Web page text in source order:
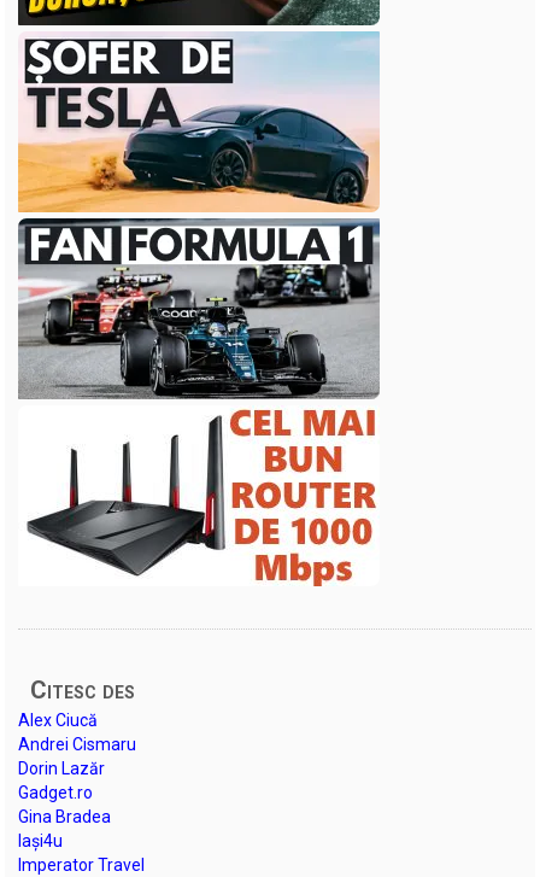
Citesc des
Alex Ciucă
Andrei Cismaru
Dorin Lazăr
Gadget.ro
Gina Bradea
Iași4u
Imperator Travel